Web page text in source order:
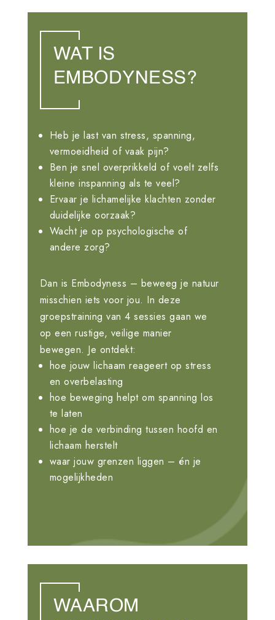
WAT IS
EMBODYNESS?
Heb je last van stress, spanning,
vermoeidheid of vaak pijn?
Ben je snel overprikkeld of voelt zelfs
kleine inspanning als te veel?
Ervaar je lichamelijke klachten zonder
duidelijke oorzaak?
Wacht je op psychologische of
andere zorg?
Dan is Embodyness – beweeg je natuur
misschien iets voor jou. In deze
groepstraining van 4 sessies gaan we
op een rustige, veilige manier
bewegen. Je ontdekt:
hoe jouw lichaam reageert op stress
en overbelasting
hoe beweging helpt om spanning los
te laten
hoe je de verbinding tussen hoofd en
lichaam herstelt
waar jouw grenzen liggen – én je
mogelijkheden
WAAROM